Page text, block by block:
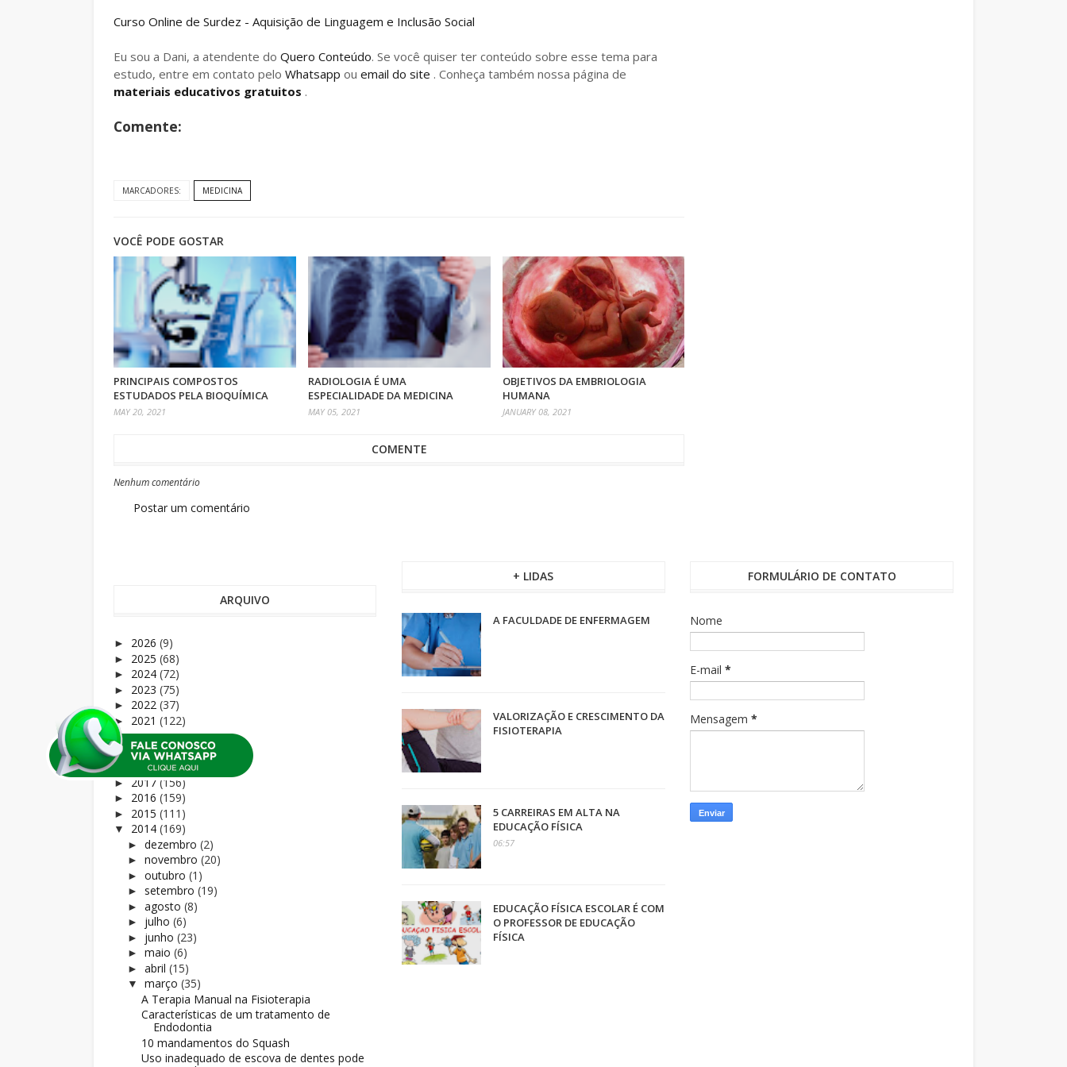
Curso Online de Surdez - Aquisição de Linguagem e Inclusão Social
Eu sou a Dani, a atendente do Quero Conteúdo. Se você quiser ter conteúdo sobre esse tema para
estudo, entre em contato pelo Whatsapp ou email do site . Conheça também nossa página de
materiais educativos gratuitos .
Comente:
MARCADORES: MEDICINA
VOCÊ PODE GOSTAR
PRINCIPAIS COMPOSTOS
ESTUDADOS PELA BIOQUÍMICA
MAY 20, 2021
RADIOLOGIA É UMA
ESPECIALIDADE DA MEDICINA
MAY 05, 2021
OBJETIVOS DA EMBRIOLOGIA
HUMANA
JANUARY 08, 2021
COMENTE
Nenhum comentário
Postar um comentário
ARQUIVO
► 2026 (9)
► 2025 (68)
► 2024 (72)
► 2023 (75)
► 2022 (37)
► 2021 (122)
►2020(165)
►2019(81)
► 2018(169)
► 2017(156)
► 2016 (159)
► 2015 (111)
▼ 2014 (169)
► dezembro (2)
► novembro (20)
► outubro (1)
► setembro (19)
► agosto (8)
► julho (6)
► junho (23)
► maio (6)
► abril (15)
▼ março (35)
A Terapia Manual na Fisioterapia
Características de um tratamento de
Endodontia
10 mandamentos do Squash
Uso inadequado de escova de dentes pode
+ LIDAS
A FACULDADE DE ENFERMAGEM
VALORIZAÇÃO E CRESCIMENTO DA
FISIOTERAPIA
5 CARREIRAS EM ALTA NA
EDUCAÇÃO FÍSICA
06:57
EDUCAÇÃO FÍSICA ESCOLAR É COM
O PROFESSOR DE EDUCAÇÃO
FÍSICA
FORMULÁRIO DE CONTATO
Nome
E-mail*
Mensagem*